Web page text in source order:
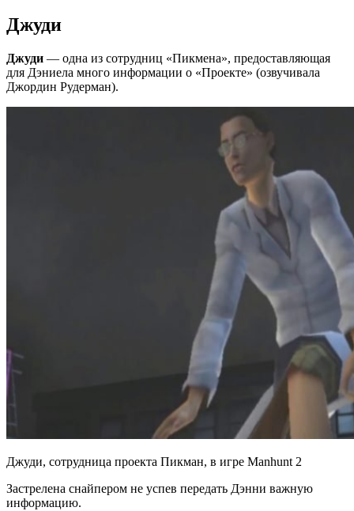
Джуди
Джуди — одна из сотрудниц «Пикмена», предоставляющая
для Дэниела много информации о «Проекте» (озвучивала
Джордин Рудерман).
Джуди, сотрудница проекта Пикман, в игре Manhunt 2
Застрелена снайпером не успев передать Дэнни важную
информацию.